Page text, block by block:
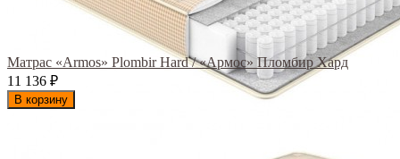
Матрас «Armos» Plombir Hard / «Армос» Пломбир Хард
11 136 ₽
В корзину